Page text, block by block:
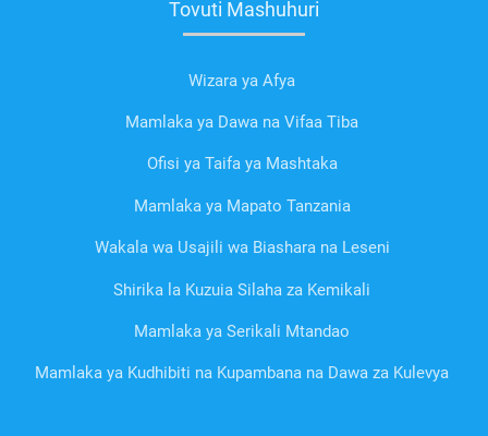
Tovuti Mashuhuri
Wizara ya Afya
Mamlaka ya Dawa na Vifaa Tiba
Ofisi ya Taifa ya Mashtaka
Mamlaka ya Mapato Tanzania
Wakala wa Usajili wa Biashara na Leseni
Shirika la Kuzuia Silaha za Kemikali
Mamlaka ya Serikali Mtandao
Mamlaka ya Kudhibiti na Kupambana na Dawa za Kulevya